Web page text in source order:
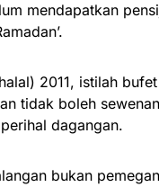
mendapatkan
2011, istilah
tidak boleh
dagangan.
bukan